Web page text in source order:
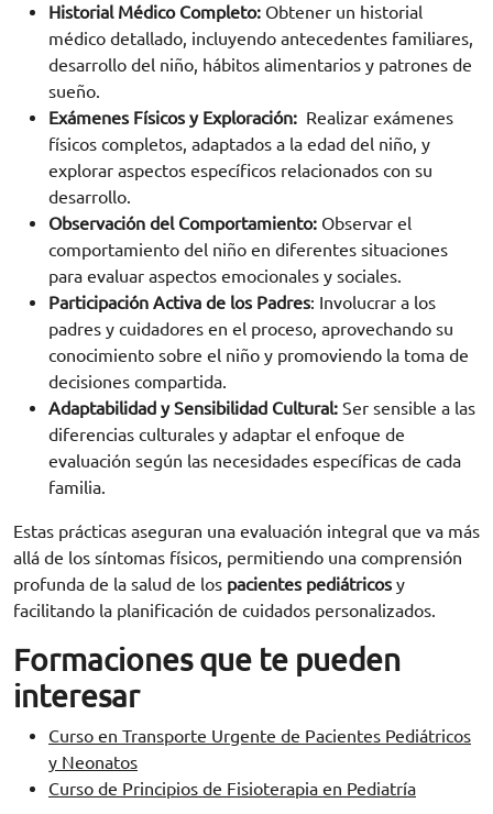
Historial Médico Completo: Obtener un historial
médico detallado, incluyendo antecedentes familiares,
desarrollo del niño, hábitos alimentarios y patrones de
sueño.
Exámenes Físicos y Exploración: Realizar exámenes
físicos completos, adaptados a la edad del niño, y
explorar aspectos específicos relacionados con su
desarrollo.
Observación del Comportamiento: Observar el
comportamiento del niño en diferentes situaciones
para evaluar aspectos emocionales y sociales.
Participación Activa de los Padres: Involucrar a los
padres y cuidadores en el proceso, aprovechando su
conocimiento sobre el niño y promoviendo la toma de
decisiones compartida.
Adaptabilidad y Sensibilidad Cultural: Ser sensible a las
diferencias culturales y adaptar el enfoque de
evaluación según las necesidades específicas de cada
familia.
Estas prácticas aseguran una evaluación integral que va más
allá de los síntomas físicos, permitiendo una comprensión
profunda de la salud de los pacientes pediátricos y
facilitando la planificación de cuidados personalizados.
Formaciones que te pueden
interesar
Curso en Transporte Urgente de Pacientes Pediátricos
y Neonatos
Curso de Principios de Fisioterapia en Pediatría